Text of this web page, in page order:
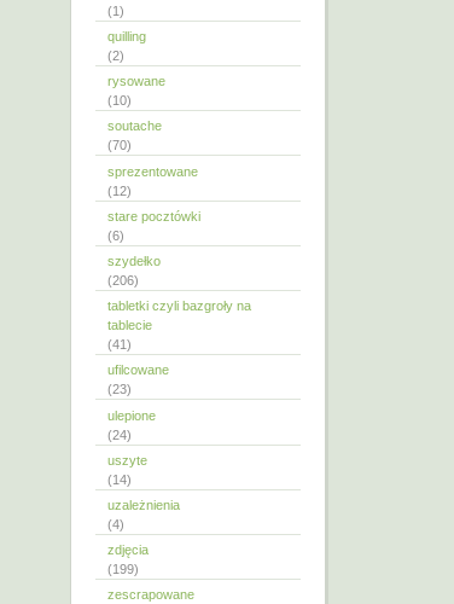
(1)
quilling
(2)
rysowane
(10)
soutache
(70)
sprezentowane
(12)
stare pocztówki
(6)
szydełko
(206)
tabletki czyli bazgroły na
tablecie
(41)
ufilcowane
(23)
ulepione
(24)
uszyte
(14)
uzależnienia
(4)
zdjęcia
(199)
zescrapowane